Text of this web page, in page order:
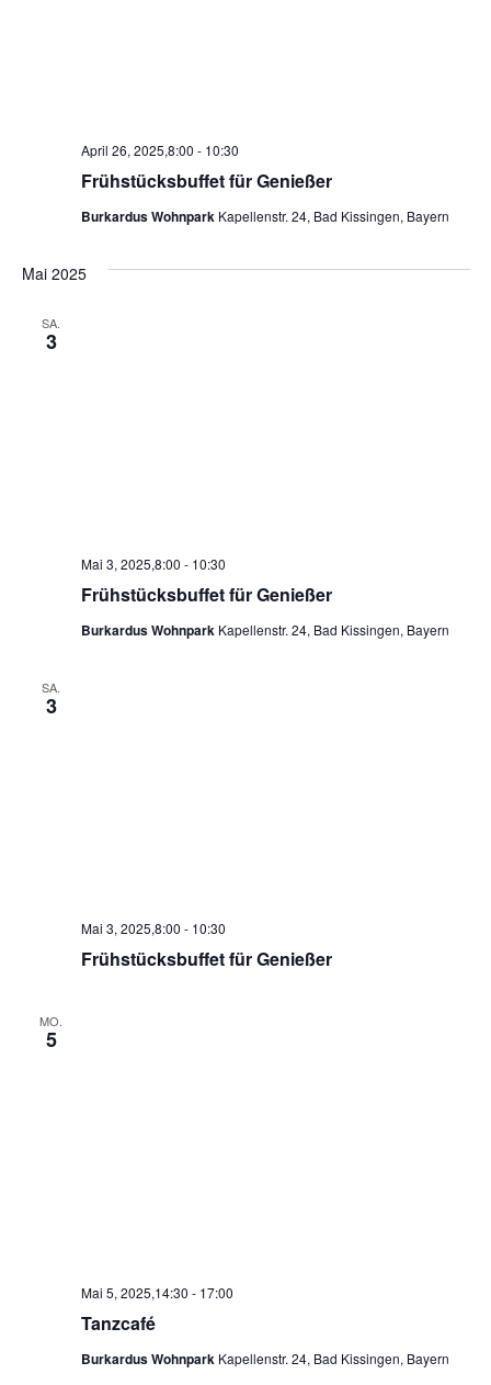
Frühstücksbuffet für Genießer
April 26, 2025,8:00 - 10:30
Burkardus Wohnpark Kapellenstr. 24, Bad Kissingen, Bayern
Mai 2025
SA.
3
Frühstücksbuffet für Genießer
Mai 3, 2025,8:00 - 10:30
Burkardus Wohnpark Kapellenstr. 24, Bad Kissingen, Bayern
SA.
3
Frühstücksbuffet für Genießer
Mai 3, 2025,8:00 - 10:30
MO.
5
Tanzcafé
Mai 5, 2025,14:30 - 17:00
Burkardus Wohnpark Kapellenstr. 24, Bad Kissingen, Bayern